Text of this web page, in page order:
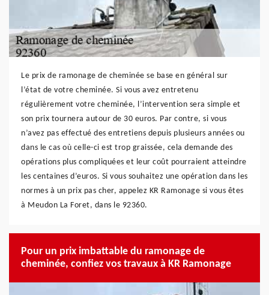
Le prix de ramonage de cheminée se base en général sur
l’état de votre cheminée. Si vous avez entretenu
régulièrement votre cheminée, l’intervention sera simple et
son prix tournera autour de 30 euros. Par contre, si vous
n’avez pas effectué des entretiens depuis plusieurs années ou
dans le cas où celle-ci est trop graissée, cela demande des
opérations plus compliquées et leur coût pourraient atteindre
les centaines d’euros. Si vous souhaitez une opération dans les
normes à un prix pas cher, appelez KR Ramonage si vous êtes
à Meudon La Foret, dans le 92360.
Pour un prix imbattable du ramonage de
cheminée, confiez vos travaux à KR Ramonage